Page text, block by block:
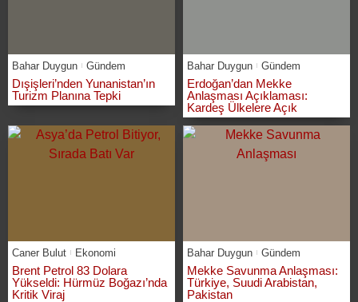
Bahar Duygun Gündem
Dışişleri’nden Yunanistan’ın
Turizm Planına Tepki
Bahar Duygun Gündem
Erdoğan’dan Mekke
Anlaşması Açıklaması:
Kardeş Ülkelere Açık
Caner Bulut Ekonomi
Brent Petrol 83 Dolara
Yükseldi: Hürmüz Boğazı’nda
Kritik Viraj
Bahar Duygun Gündem
Mekke Savunma Anlaşması:
Türkiye, Suudi Arabistan,
Pakistan